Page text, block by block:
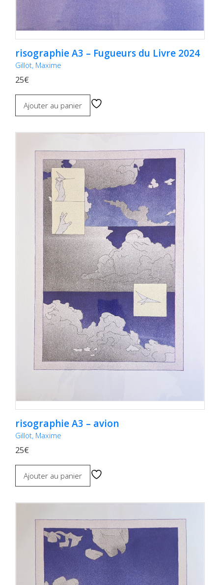
risographie A3 – Fugueurs du Livre 2024
Gillot, Maxime
25€
Ajouter au panier
risographie A3 – avion
Gillot, Maxime
25€
Ajouter au panier